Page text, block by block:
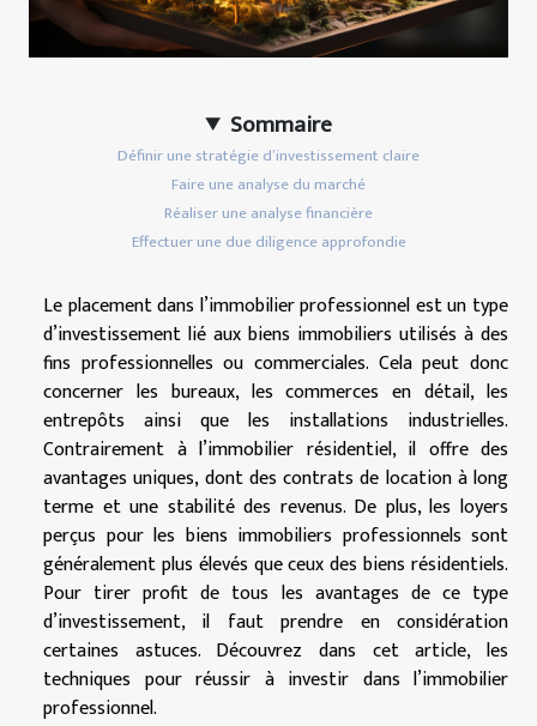
Sommaire
Définir une stratégie d’investissement claire
Faire une analyse du marché
Réaliser une analyse financière
Effectuer une due diligence approfondie
Le placement dans l’immobilier professionnel est un type
d’investissement lié aux biens immobiliers utilisés à des
fins professionnelles ou commerciales. Cela peut donc
concerner les bureaux, les commerces en détail, les
entrepôts ainsi que les installations industrielles.
Contrairement à l’immobilier résidentiel, il offre des
avantages uniques, dont des contrats de location à long
terme et une stabilité des revenus. De plus, les loyers
perçus pour les biens immobiliers professionnels sont
généralement plus élevés que ceux des biens résidentiels.
Pour tirer profit de tous les avantages de ce type
d’investissement, il faut prendre en considération
certaines astuces. Découvrez dans cet article, les
techniques pour réussir à investir dans l’immobilier
professionnel.